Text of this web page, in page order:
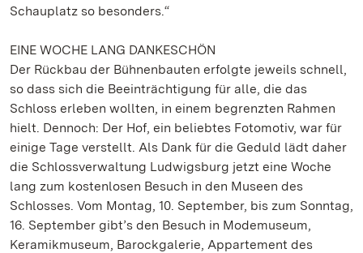
Schauplatz so besonders.“
EINE WOCHE LANG DANKESCHÖN
Der Rückbau der Bühnenbauten erfolgte jeweils schnell,
so dass sich die Beeinträchtigung für alle, die das
Schloss erleben wollten, in einem begrenzten Rahmen
hielt. Dennoch: Der Hof, ein beliebtes Fotomotiv, war für
einige Tage verstellt. Als Dank für die Geduld lädt daher
die Schlossverwaltung Ludwigsburg jetzt eine Woche
lang zum kostenlosen Besuch in den Museen des
Schlosses. Vom Montag, 10. September, bis zum Sonntag,
16. September gibt’s den Besuch in Modemuseum,
Keramikmuseum, Barockgalerie, Appartement des